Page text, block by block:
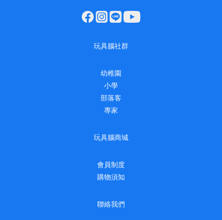
玩具腦社群
幼稚園
小學
部落客
專家
玩具腦商城
會員制度
購物須知
聯絡我們